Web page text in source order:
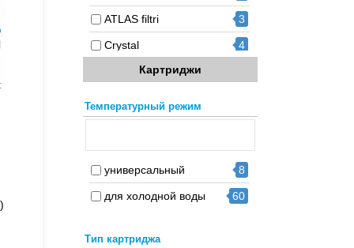
ATLAS filtri 3
Crystal 4
Ecofilter
Pentair 1
Purotek 4
Raifil 4
US Water 6
Картриджи
Температурный режим
универсальный 8
для холодной воды 60
Тип картриджа